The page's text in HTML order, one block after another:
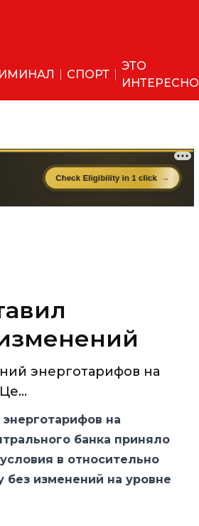
СПОРТ
ЭТО
ИНТЕРЕСНО
энерготарифов на
на
банка приняло
в относительно
без изменений на уровне